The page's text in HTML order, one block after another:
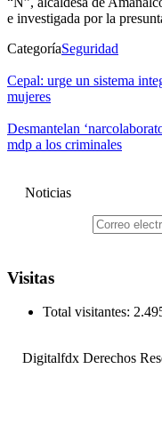
e investigada por la
CategoríaSeguridad
Cepal: urge un sistema
mujeres
Desmantelan
mdp a los criminales
Noticias
Visitas
Total visitantes:
Digitalfdx Derechos